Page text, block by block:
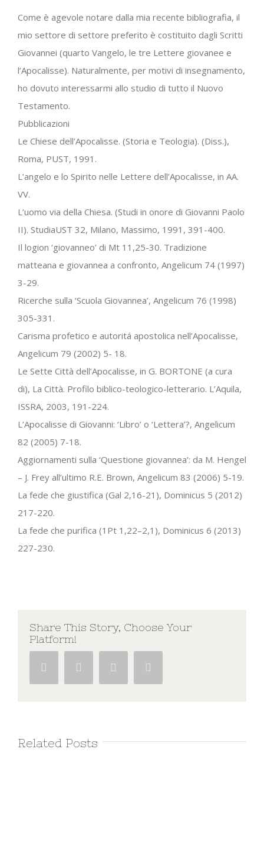
Come è agevole notare dalla mia recente bibliografia, il
mio settore di settore preferito è costituito dagli Scritti
Giovannei (quarto Vangelo, le tre Lettere giovanee e
l’Apocalisse). Naturalmente, per motivi di insegnamento,
ho dovuto interessarmi allo studio di tutto il Nuovo
Testamento.
Pubblicazioni
Le Chiese dell’Apocalisse. (Storia e Teologia). (Diss.),
Roma, PUST, 1991.
L’angelo e lo Spirito nelle Lettere dell’Apocalisse, in AA.
VV.
L’uomo via della Chiesa. (Studi in onore di Giovanni Paolo
II). StudiaUST 32, Milano, Massimo, 1991, 391-400.
Il logion ‘giovanneo’ di Mt 11,25-30. Tradizione
matteana e giovannea a confronto, Angelicum 74 (1997)
3-29.
Ricerche sulla ‘Scuola Giovannea’, Angelicum 76 (1998)
305-331.
Carisma profetico e autoritá apostolica nell’Apocalisse,
Angelicum 79 (2002) 5- 18.
Le Sette Città dell’Apocalisse, in G. BORTONE (a cura
di), La Città. Profilo biblico-teologico-letterario. L’Aquila,
ISSRA, 2003, 191-224.
L’Apocalisse di Giovanni: ‘Libro’ o ‘Lettera’?, Angelicum
82 (2005) 7-18.
Aggiornamenti sulla ‘Questione giovannea’: da M. Hengel
– J. Frey all’ultimo R.E. Brown, Angelicum 83 (2006) 5-19.
La fede che giustifica (Gal 2,16-21), Dominicus 5 (2012)
217-220.
La fede che purifica (1Pt 1,22–2,1), Dominicus 6 (2013)
227-230.
Share This Story, Choose Your
Platform!
Facebook Twitter Google+
Related Posts